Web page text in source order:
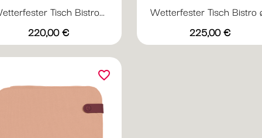
Tisch Bistro...
Preis
220,00 €
Vorschau
AbyssblauAcapulcoblau
Anthrazit
Chili Gewittergrau
Wetterfester Tisch Bistro
Preis
225,00 €
Vorschau
AbyssblauAcapulcoblau
Anthrazit
Chili
favorite_border